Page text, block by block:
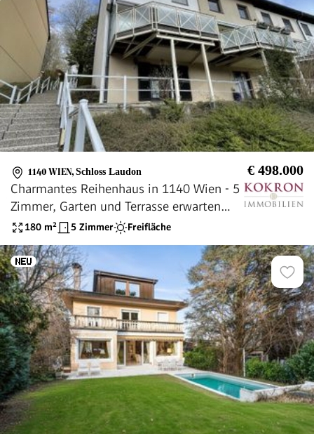
1140 WIEN, Schloss Laudon € 498.000
Charmantes Reihenhaus in 1140 Wien - 5
Zimmer, Garten und Terrasse erwarten
Sie!180 m² 5 Zimmer Freifläche